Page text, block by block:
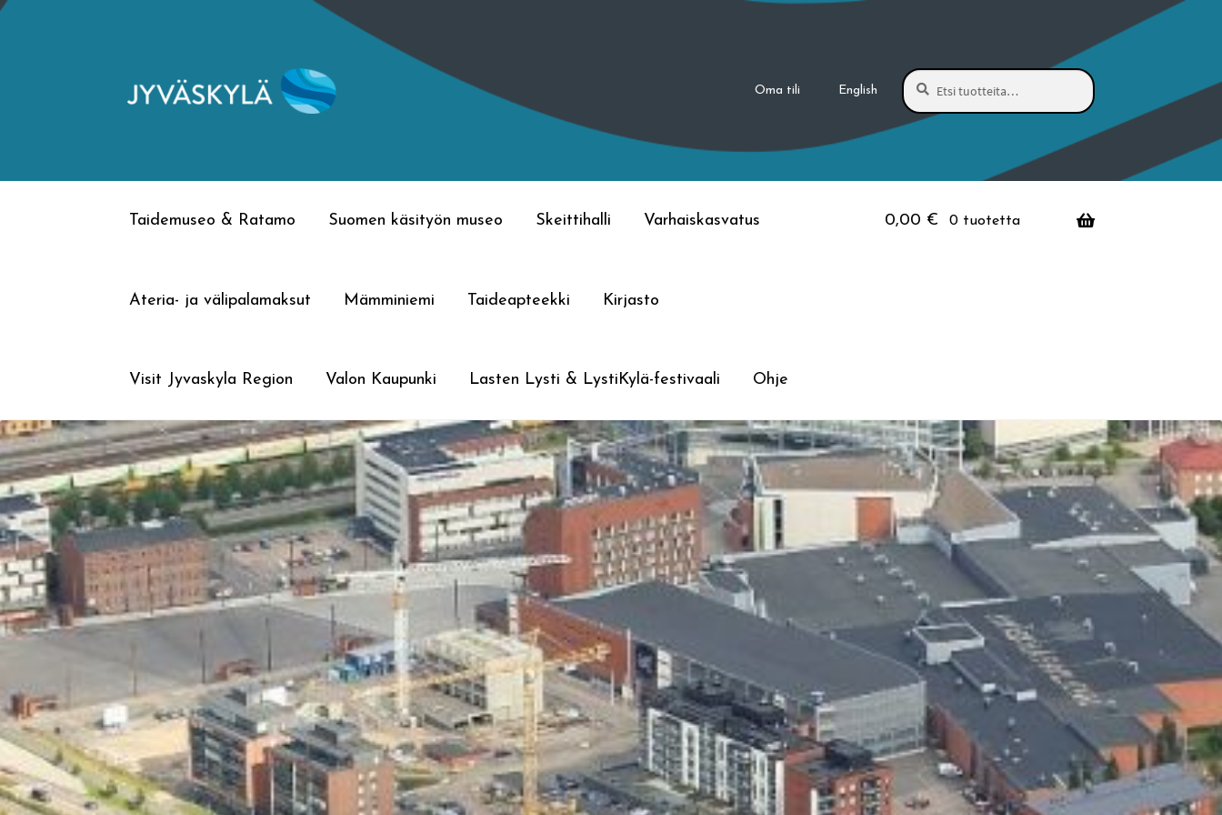
Siirry
Siirry
Oma tili English
Etsi:
Haku
Taidemuseo & Ratamo Suomen käsityön museo Skeittihalli Varhaiskasvatus
Ateria- ja välipalamaksut Mämminiemi Taideapteekki Kirjasto
Visit Jyvaskyla Region Valon Kaupunki Lasten Lysti & LystiKylä-festivaali Ohje
0,00 € 0 tuotetta